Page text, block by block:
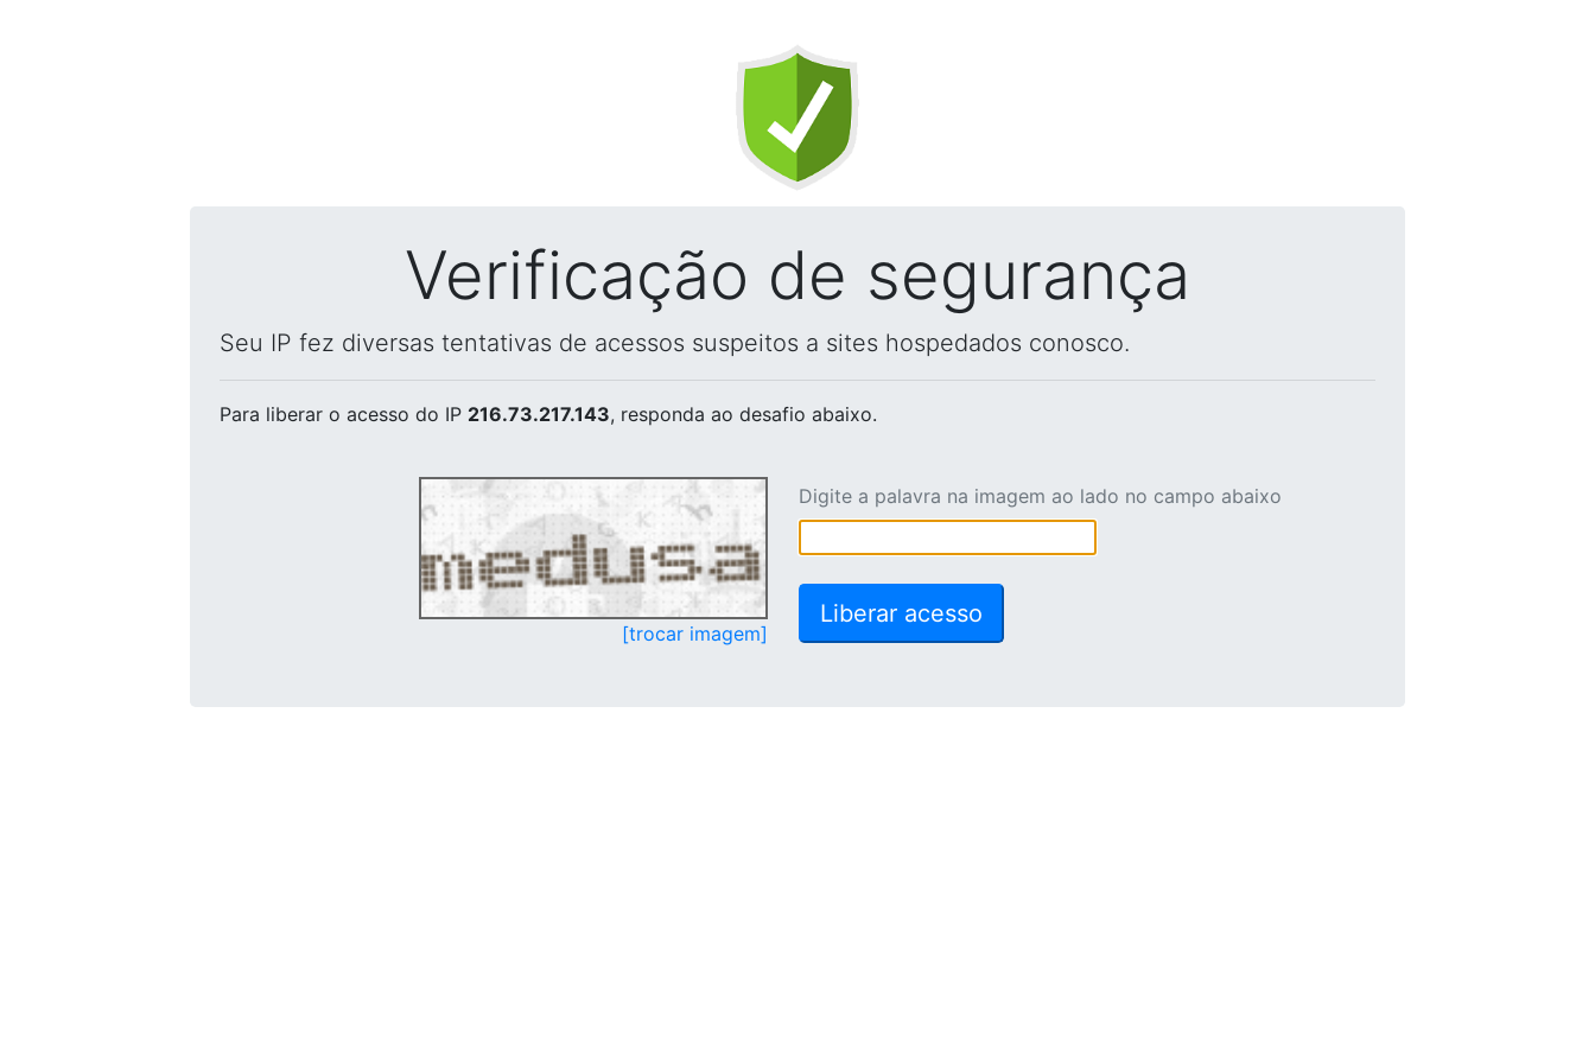
Verificação de segurança
Seu IP fez diversas tentativas de acessos suspeitos a sites hospedados conosco.
Para liberar o acesso do IP 216.73.217.143, responda ao desafio abaixo.
[trocar imagem]
Digite a palavra na imagem ao lado no campo abaixo